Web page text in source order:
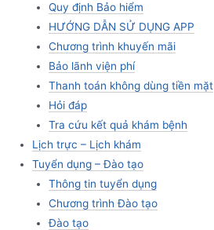
Quy định Bảo hiểm
HƯỚNG DẪN SỬ DỤNG APP
Chương trình khuyến mãi
Bảo lãnh viện phí
Thanh toán không dùng tiền mặt
Hỏi đáp
Tra cứu kết quả khám bệnh
Lịch trực – Lịch khám
Tuyển dụng – Đào tạo
Thông tin tuyển dụng
Chương trình Đào tạo
Đào tạo